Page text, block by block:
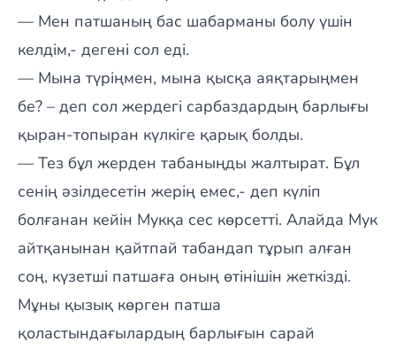
— Мен патшаның бас шабарманы болу үшін
келдім,- дегені сол еді.
— Мына түріңмен, мына қысқа аяқтарыңмен
бе? – деп сол жердегі сарбаздардың барлығы
қыран-топыран күлкіге қарық болды.
— Тез бұл жерден табаныңды жалтырат. Бұл
сенің әзілдесетін жерің емес,- деп күліп
болғанан кейін Мукқа сес көрсетті. Алайда Мук
айтқанынан қайтпай табандап тұрып алған
соң, күзетші патшаға оның өтінішін жеткізді.
Мұны қызық көрген патша
қоластындағылардың барлығын сарай